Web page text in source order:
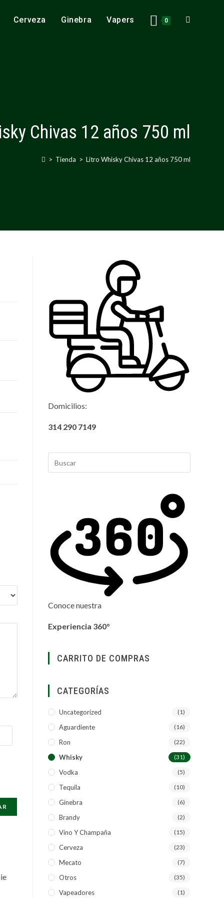
Cerveza Ginebra Vapers 0
la
Chivas 12 años 750 ml
> Tienda > Litro Whisky Chivas 12 años 750 ml
Domicilios:
314 290 7149
Conoce nuestra
Experiencia 360°
CARRITO DE COMPRAS
CATEGORÍAS
Uncategorized (1)
Aguardiente (16)
Ron (22)
Whisky (31)
Vodka (5)
Tequila (10)
Ginebra (6)
Brandy (2)
Vino Y Champaña (15)
Cerveza (23)
Mecato (7)
Otros (35)
Vapeadores (1)